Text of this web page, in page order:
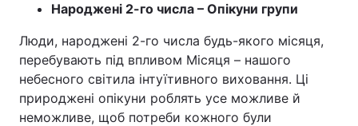
Народжені 2-го числа – Опікуни групи
Люди, народжені 2-го числа будь-якого місяця,
перебувають під впливом Місяця – нашого
небесного світила інтуїтивного виховання. Ці
природжені опікуни роблять усе можливе й
неможливе, щоб потреби кожного були